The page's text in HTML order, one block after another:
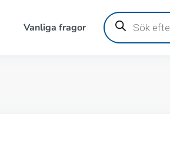
Vanliga fragor
Produktsökning